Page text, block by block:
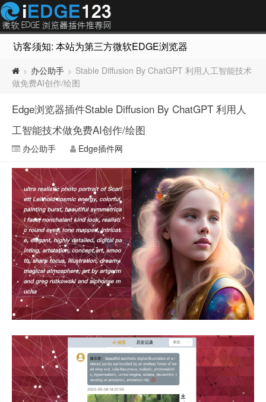
访客须知: 本站为第三方微软EDGE浏览器插件推荐网站，
> 办公助手 > Stable Diffusion By ChatGPT 利用人工智能技术
做免费AI创作/绘图
Edge浏览器插件Stable Diffusion By ChatGPT 利用人
工智能技术做免费AI创作/绘图
办公助手 Edge插件网